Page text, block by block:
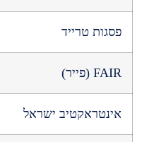
טרייד
ישראל